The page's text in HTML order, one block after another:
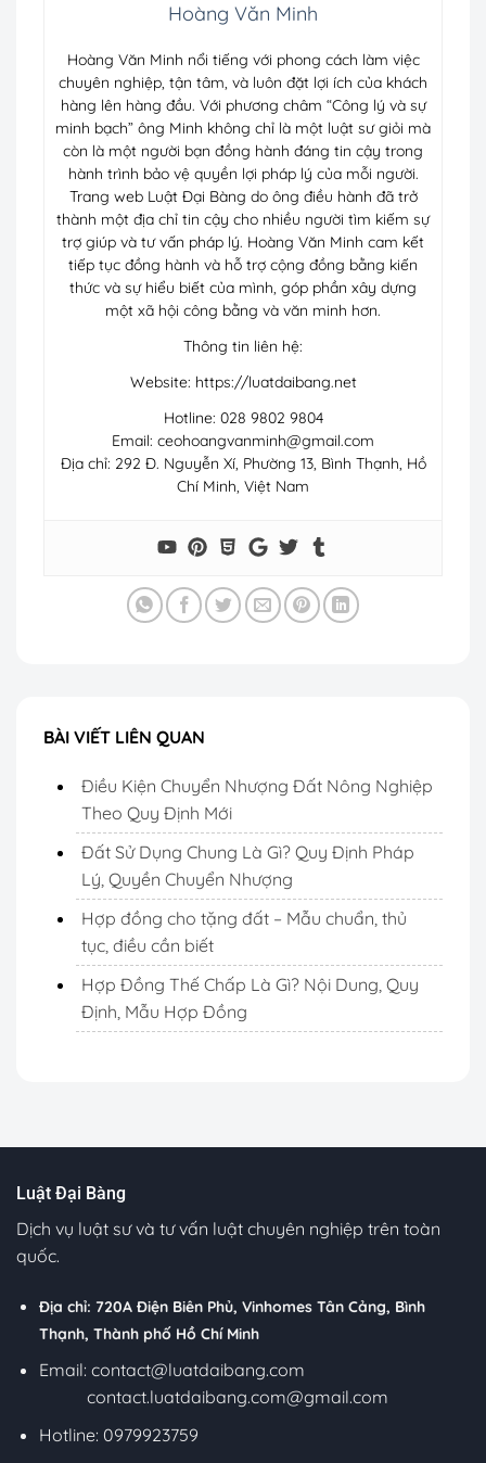
Hoàng Văn Minh
Hoàng Văn Minh nổi tiếng với phong cách làm việc
chuyên nghiệp, tận tâm, và luôn đặt lợi ích của khách
hàng lên hàng đầu. Với phương châm “Công lý và sự
minh bạch” ông Minh không chỉ là một luật sư giỏi mà
còn là một người bạn đồng hành đáng tin cậy trong
hành trình bảo vệ quyền lợi pháp lý của mỗi người.
Trang web Luật Đại Bàng do ông điều hành đã trở
thành một địa chỉ tin cậy cho nhiều người tìm kiếm sự
trợ giúp và tư vấn pháp lý. Hoàng Văn Minh cam kết
tiếp tục đồng hành và hỗ trợ cộng đồng bằng kiến
thức và sự hiểu biết của mình, góp phần xây dựng
một xã hội công bằng và văn minh hơn.
Thông tin liên hệ:
Website: https://luatdaibang.net
Hotline: 028 9802 9804
Email: ceohoangvanminh@gmail.com
Địa chỉ: 292 Đ. Nguyễn Xí, Phường 13, Bình Thạnh, Hồ
Chí Minh, Việt Nam
BÀI VIẾT LIÊN QUAN
Điều Kiện Chuyển Nhượng Đất Nông Nghiệp
Theo Quy Định Mới
Đất Sử Dụng Chung Là Gì? Quy Định Pháp
Lý, Quyền Chuyển Nhượng
Hợp đồng cho tặng đất – Mẫu chuẩn, thủ
tục, điều cần biết
Hợp Đồng Thế Chấp Là Gì? Nội Dung, Quy
Định, Mẫu Hợp Đồng
Luật Đại Bàng
Dịch vụ luật sư và tư vấn luật chuyên nghiệp trên toàn
quốc.
Địa chỉ: 720A Điện Biên Phủ, Vinhomes Tân Cảng, Bình
Thạnh, Thành phố Hồ Chí Minh
Email: contact@luatdaibang.com
contact.luatdaibang.com@gmail.com
Hotline: 0979923759